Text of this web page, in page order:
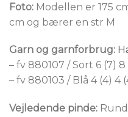
Foto: Modellen er 175
cm og bærer en str M
Garn og garnforbrug:
– fv 880107 / Sort 6 (7) 8
– fv 880103 / Blå 4 (4) 4
Vejledende pinde: